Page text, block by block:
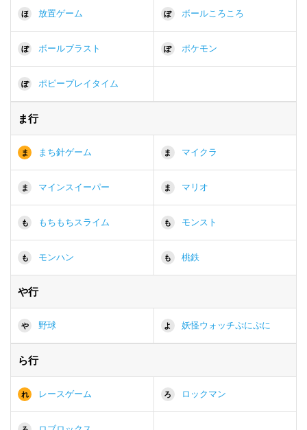
ほ 放置ゲーム ぼ ボールころころ
ぼ ボールブラスト ぽ ポケモン
ぽ ポピープレイタイム
ま行
ま まち針ゲーム ま マイクラ
ま マインスイーパー ま マリオ
も もちもちスライム も モンスト
も モンハン も 桃鉄
や行
や 野球 よ 妖怪ウォッチぷにぷに
ら行
れ レースゲーム ろ ロックマン